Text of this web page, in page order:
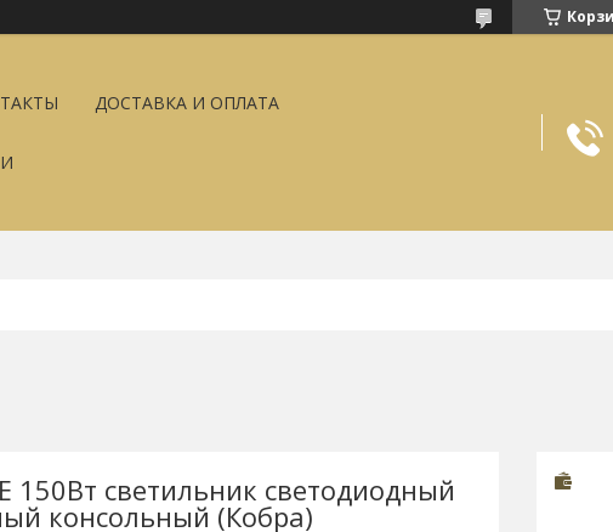
ДОСТАВКА И ОПЛАТА
150Вт светильник светодиодный
консольный (Кобра)